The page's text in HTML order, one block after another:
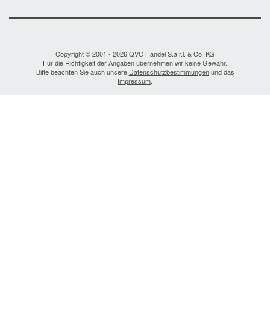
Copyright © 2001 - 2026 QVC Handel S.à r.l. & Co. KG
Für die Richtigkeit der Angaben übernehmen wir keine Gewähr.
Bitte beachten Sie auch unsere Datenschutzbestimmungenund das
Impressum.